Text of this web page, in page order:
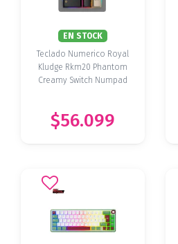
EN STOCK
Teclado Numerico Royal
Kludge Rkm20 Phantom
Creamy Switch Numpad
$56.099